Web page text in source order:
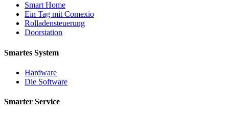
Smart Home
Ein Tag mit Comexio
Rolladensteuerung
Doorstation
Smartes System
Hardware
Die Software
Smarter Service